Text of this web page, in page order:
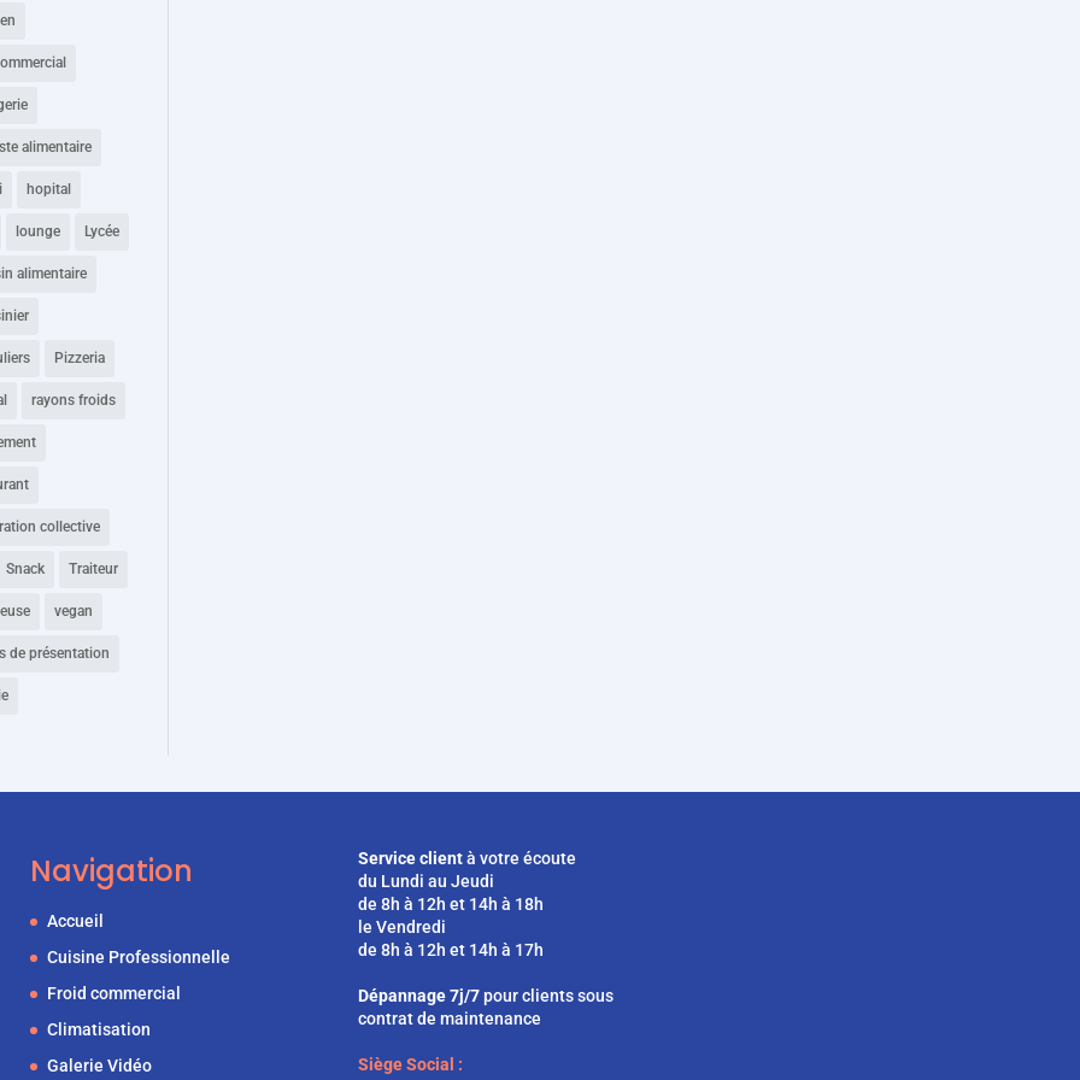
alimentaire
hopital
lounge Lycée
alimentaire
Pizzeria
rayons froids
collective
Snack Traiteur
vegan
de présentation
Navigation
Accueil
Cuisine Professionnelle
Froid commercial
Climatisation
Galerie Vidéo
Service clientà votre écoute
du Lundi au Jeudi
de 8h à 12h et 14h à 18h
le Vendredi
de 8h à 12h et 14h à 17h
Dépannage 7j/7pour clients sous
contrat de maintenance
Siège Social :